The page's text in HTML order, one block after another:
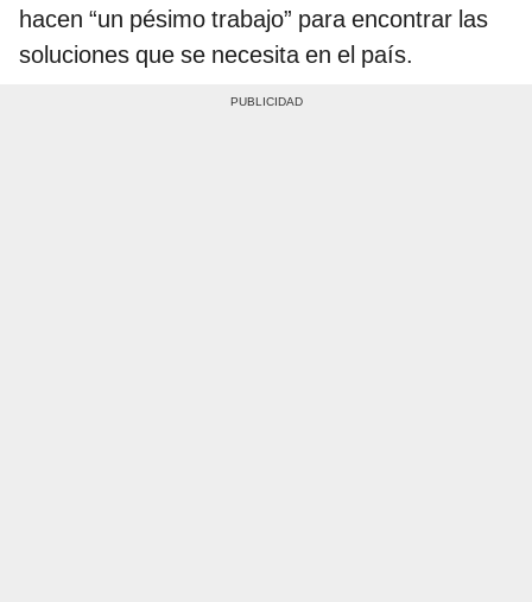
hacen “un pésimo trabajo” para encontrar las
soluciones que se necesita en el país.